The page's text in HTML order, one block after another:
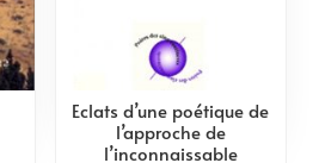
Eclats d’une poétique de
l’approche de
l’inconnaissable